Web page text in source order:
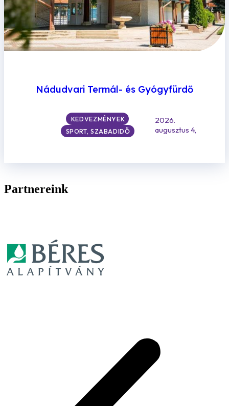
Nádudvari Termál- és Gyógyfürdő
KEDVEZMÉNYEK
SPORT, SZABADIDŐ
2026.
augusztus 4,
Partnereink